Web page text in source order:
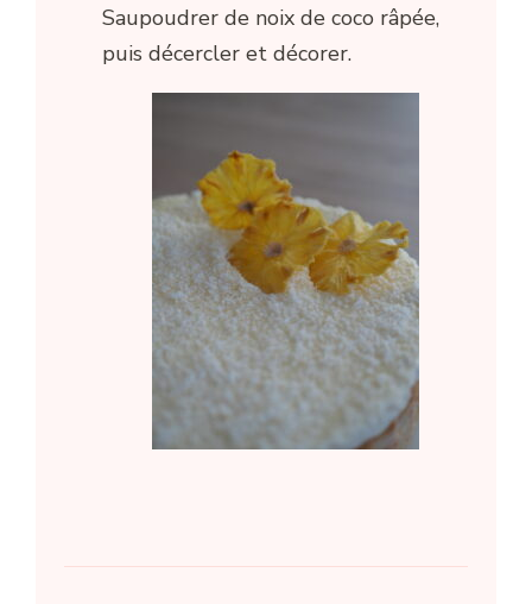
Saupoudrer de noix de coco râpée,
puis décercler et décorer.